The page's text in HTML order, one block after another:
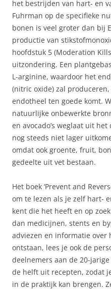
het bestrijden van hart- en
Fuhrman op de specifieke
bonen is veel groter dan bij
productie van
hoofdstuk 5 (Moderation
uitzondering. Een
L-arginine, waardoor het
(nitric oxide) zal
endotheel ten goede komt.
natuurlijke onbewerkte
en avocado’s weglaat uit
nog steeds niet lager
omdat ook groente, fruit,
gedeelte uit vet bestaan.
Het boek ‘Prevent and
om te lezen als je zelf hart-
kent die het heeft en op
dan medicijnen, stents en
adviezen en informatie over
ontstaan, lees je ook de
deelnemers aan de 20-
de helft uit recepten, zodat
in de praktijk kan brengen.